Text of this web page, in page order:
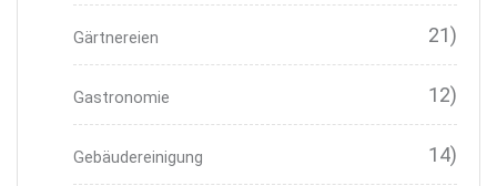
Gärtnereien 21)
Gastronomie 12)
Gebäudereinigung 14)